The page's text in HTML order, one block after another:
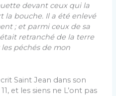
devant ceux qui la
la bouche. Il a été enlevé
; et parmi ceux de sa
retranché de la terre
péchés de mon
Saint Jean dans son
et les siens ne L’ont pas